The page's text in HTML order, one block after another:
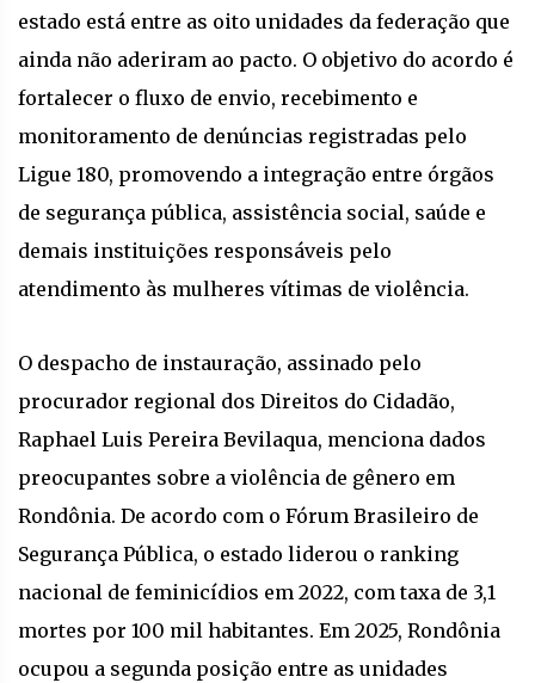
estado está entre as oito unidades da federação que
ainda não aderiram ao pacto. O objetivo do acordo é
fortalecer o fluxo de envio, recebimento e
monitoramento de denúncias registradas pelo
Ligue 180, promovendo a integração entre órgãos
de segurança pública, assistência social, saúde e
demais instituições responsáveis pelo
atendimento às mulheres vítimas de violência.
O despacho de instauração, assinado pelo
procurador regional dos Direitos do Cidadão,
Raphael Luis Pereira Bevilaqua, menciona dados
preocupantes sobre a violência de gênero em
Rondônia. De acordo com o Fórum Brasileiro de
Segurança Pública, o estado liderou o ranking
nacional de feminicídios em 2022, com taxa de 3,1
mortes por 100 mil habitantes. Em 2025, Rondônia
ocupou a segunda posição entre as unidades